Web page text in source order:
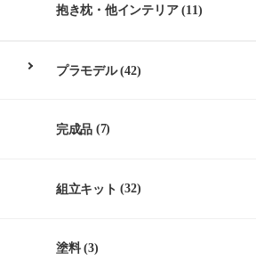
抱き枕・他インテリア(11)
プラモデル(42)
完成品 (7)
組立キット (32)
塗料(3)